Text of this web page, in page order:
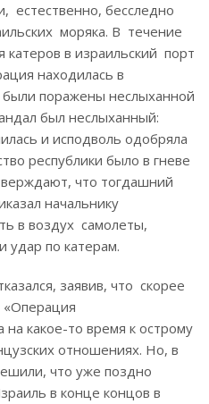
естественно, бесследно
моряка. В течение
в израильский порт
находилась в
поражены неслыханной
был неслыханный:
и исподволь одобряла
республики было в гневе
что тогдашний
начальнику
в воздух самолеты,
удар по катерам.
заявив, что скорее
«Операция
какое-то время к острому
отношениях. Но, в
что уже поздно
в конце концов в